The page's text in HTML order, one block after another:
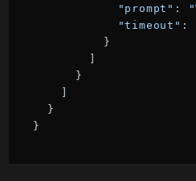
"prompt" :
"timeout" :
          }
      }
  }
}